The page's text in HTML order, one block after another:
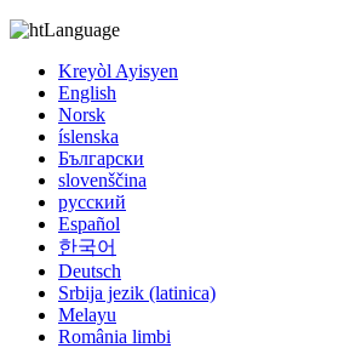
Language
Kreyòl Ayisyen
English
Norsk
íslenska
Български
slovenščina
русский
Español
한국어
Deutsch
Srbija jezik (latinica)
Melayu
România limbi